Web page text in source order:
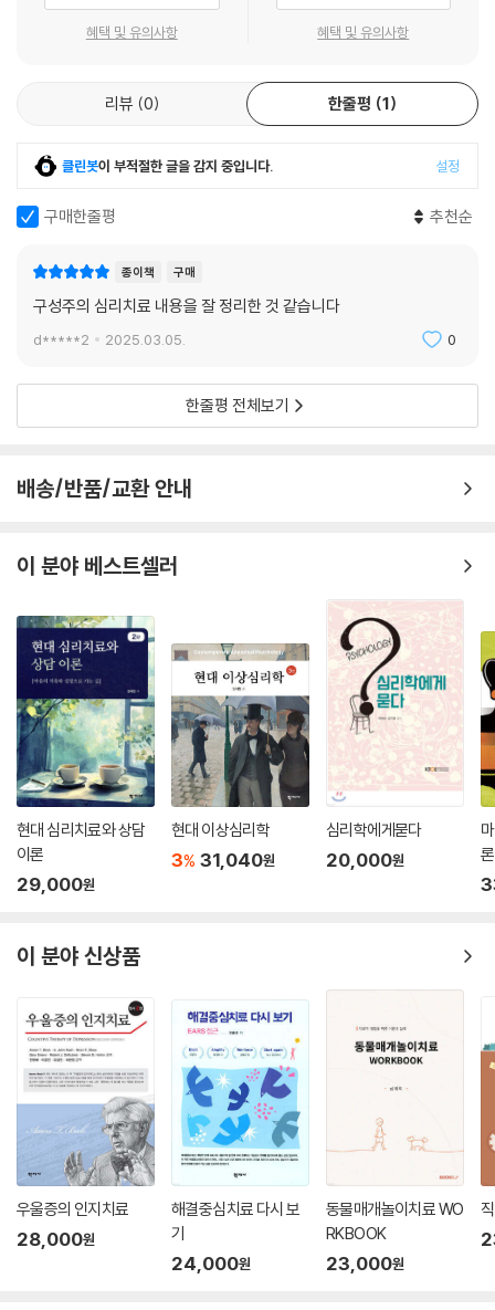
혜택 및 유의사항 혜택 및 유의사항
리뷰 0 한줄평 1
클린봇이 부적절한 글을 감지 중입니다. 설정
구매한줄평 추천순
종이책 구매
구성주의 심리치료 내용을 잘 정리한 것 같습니다
d*****2 2025.03.05. 0
한줄평 전체보기
배송/반품/교환 안내
이 분야 베스트셀러
현대 심리치료와 상담
이론
29,000원
현대 이상심리학
3% 31,040원
심리학에게묻다
20,000원
론
이 분야 신상품
우울증의 인지치료
28,000원
해결중심치료 다시 보
기
24,000원
동물매개놀이치료 WO
RKBOOK
23,000원